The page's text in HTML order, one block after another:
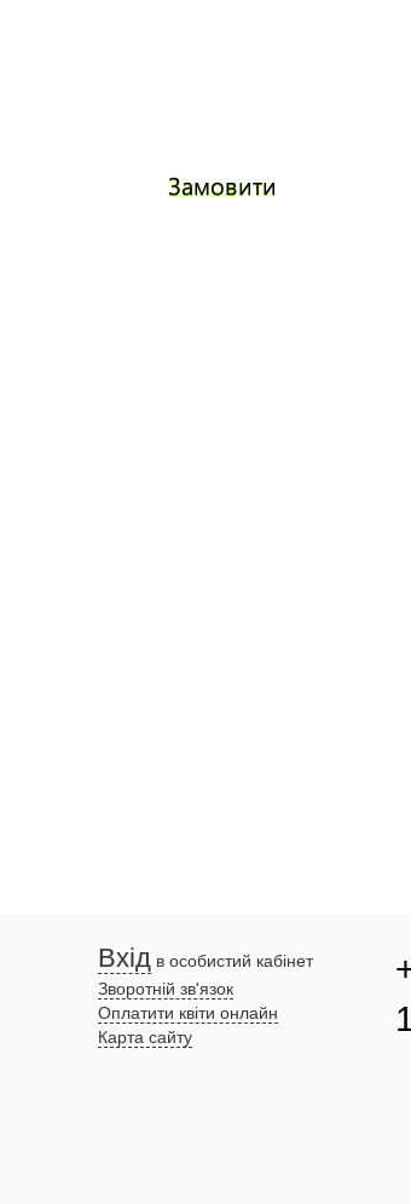
Замовити
Вхід в особистий кабінет
Зворотній зв'язок
Оплатити квіти онлайн
Карта сайту